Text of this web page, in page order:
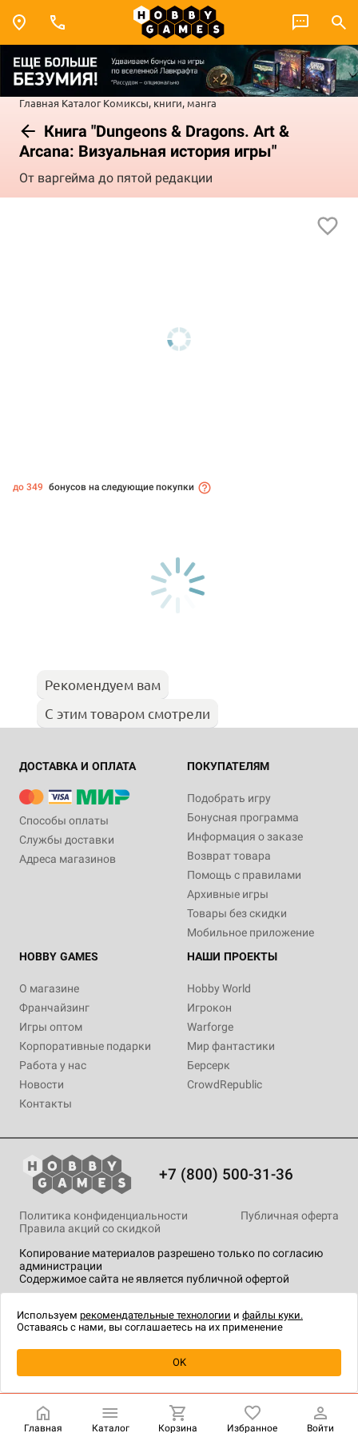
Главная Каталог Комиксы, книги, манга
Книга "Dungeons & Dragons. Art &
Arcana: Визуальная история игры"
От варгейма до пятой редакции
Уведомить о наличии
до 349 бонусов на следующие покупки
Рекомендуем вам
С этим товаром смотрели
ДОСТАВКА И ОПЛАТА
Способы оплаты
Службы доставки
Адреса магазинов
ПОКУПАТЕЛЯМ
Подобрать игру
Бонусная программа
Информация о заказе
Возврат товара
Помощь с правилами
Архивные игры
Товары без скидки
Мобильное приложение
HOBBY GAMES
О магазине
Франчайзинг
Игры оптом
Корпоративные подарки
Работа у нас
Новости
Контакты
НАШИ ПРОЕКТЫ
Hobby World
Игрокон
Warforge
Мир фантастики
Берсерк
CrowdRepublic
+7 (800) 500-31-36
Копирование материалов разрешено только по согласию
администрации
Содержимое сайта не является публичной офертой
Политика конфиденциальности
Публичная оферта
Правила акций со скидкой
технологии.
Главная Каталог Корзина Избранное Войти
Используем рекомендательные технологии и файлы куки.
Оставаясь с нами, вы соглашаетесь на их применение
OK